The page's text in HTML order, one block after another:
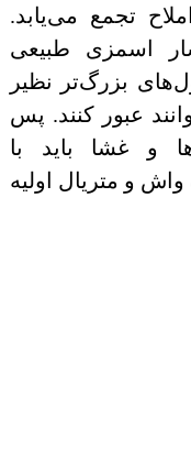
تجمع می‌یابد.
اسمزی طبیعی
بزرگ‌تر نظیر
عبور کنند. پس
و غشا باید با
و متریال اولیه